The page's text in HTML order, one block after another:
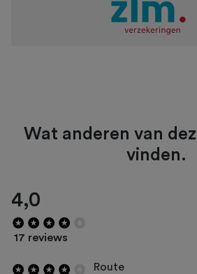
Wat anderen van
vinden.
4,0
17 reviews
Route